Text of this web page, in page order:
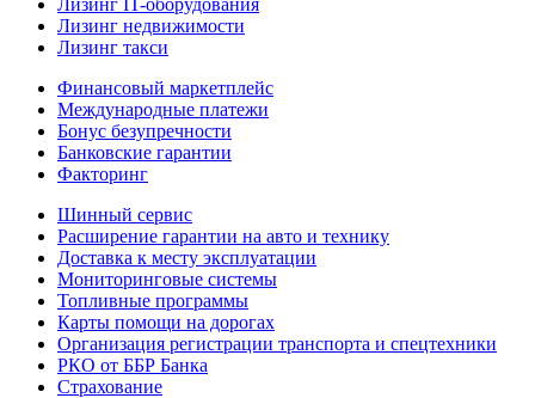
Лизинг IT-оборудования
Лизинг недвижимости
Лизинг такси
Финансовый маркетплейс
Международные платежи
Бонус безупречности
Банковские гарантии
Факторинг
Шинный сервис
Расширение гарантии на авто и технику
Доставка к месту эксплуатации
Мониторинговые системы
Топливные программы
Карты помощи на дорогах
Организация регистрации транспорта и спецтехники
РКО от ББР Банка
Страхование